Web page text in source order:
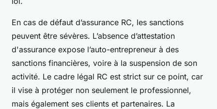
En cas de défaut d’assurance RC, les sanctions
peuvent être sévères. L’absence d’attestation
d'assurance expose l’auto-entrepreneur à des
sanctions financières, voire à la suspension de son
activité. Le cadre légal RC est strict sur ce point, car
il vise à protéger non seulement le professionnel,
mais également ses clients et partenaires. La